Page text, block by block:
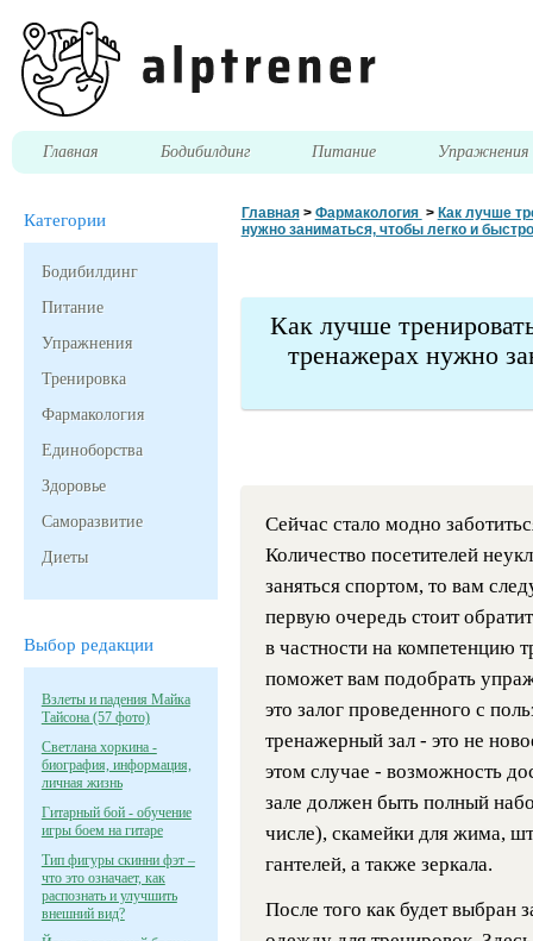
Главная Бодибилдинг Питание Упражнения
Категории
Бодибилдинг
Питание
Упражнения
Тренировка
Фармакология
Единоборства
Здоровье
Саморазвитие
Диеты
Выбор редакции
Взлеты и падения Майка
Тайсона (57 фото)
Светлана хоркина -
биография, информация,
личная жизнь
Гитарный бой - обучение
игры боем на гитаре
Тип фигуры скинни фэт –
что это означает, как
распознать и улучшить
внешний вид?
Главная> Фармакология > Как лучше
нужно заниматься, чтобы легко и
Как лучше
тренажерах нужно
Сейчас стало модно
Количество посетителей
заняться спортом, то вам
первую очередь стоит
в частности на компетенцию
поможет вам подобрать
это залог проведенного с
тренажерный зал - это не
этом случае - возможность
зале должен быть полный
числе), скамейки для жима,
гантелей, а также зеркала.
После того как будет выбран